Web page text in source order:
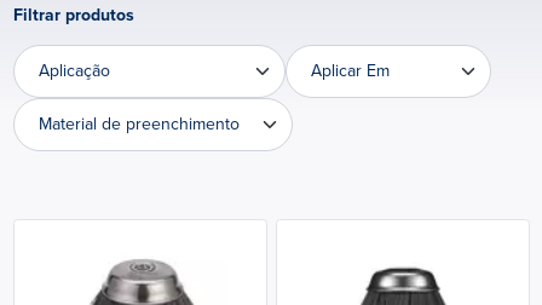
Filtrar produtos
Aplicação
Aplicação
Aplicar Em
Aplicar Em
Material de preenchimento
Material de preenchimento
Loading... Loading...